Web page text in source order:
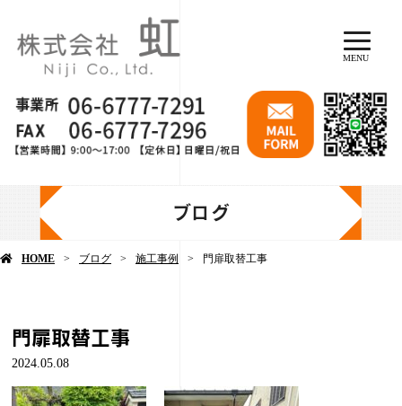
MENU
ブログ
HOME ブログ 施工事例 門扉取替工事
門扉取替工事
2024.05.08